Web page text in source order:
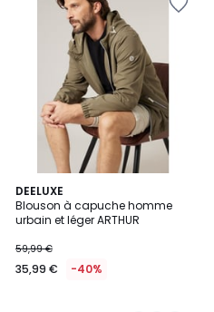
DEELUXE
Blouson à capuche homme
urbain et léger ARTHUR
59,99 €
35,99 € -40%
2
Couleurs